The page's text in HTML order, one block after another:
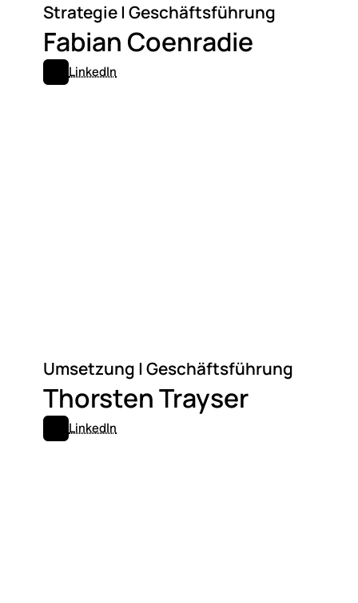
Strategie | Geschäftsführung
Fabian Coenradie
LinkedIn
Umsetzung | Geschäftsführung
Thorsten Trayser
LinkedIn